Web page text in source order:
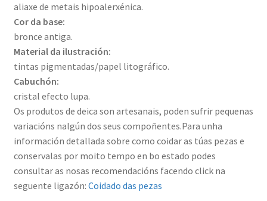
aliaxe de metais hipoalerxénica.
Cor da base:
bronce antiga.
Material da ilustración:
tintas pigmentadas/papel litográfico.
Cabuchón:
cristal efecto lupa.
Os produtos de deica son artesanais, poden sufrir pequenas
variacións nalgún dos seus compoñentes.Para unha
información detallada sobre como coidar as túas pezas e
conservalas por moito tempo en bo estado podes
consultar as nosas recomendacións facendo click na
seguente ligazón: Coidado das pezas